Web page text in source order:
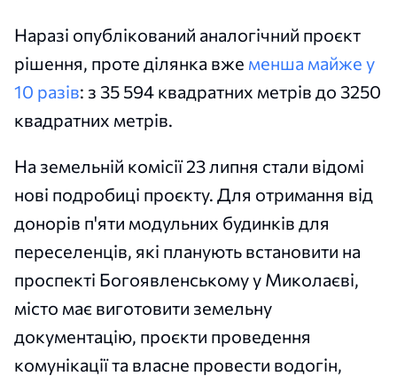
Наразі опублікований аналогічний проєкт
рішення, проте ділянка вже менша майже у
10 разів: з 35 594 квадратних метрів до 3250
квадратних метрів.
На земельній комісії 23 липня стали відомі
нові подробиці проєкту. Для отримання від
донорів п'яти модульних будинків для
переселенців, які планують встановити на
проспекті Богоявленському у Миколаєві,
місто має виготовити земельну
документацію, проєкти проведення
комунікації та власне провести водогін,